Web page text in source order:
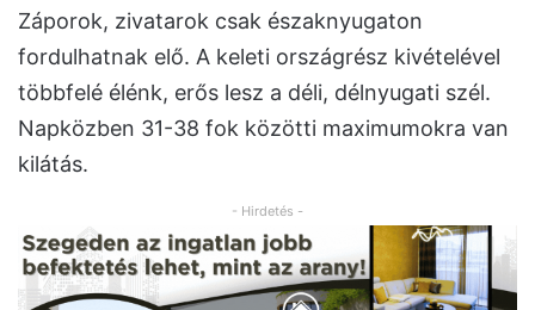
Záporok, zivatarok csak északnyugaton
fordulhatnak elő. A keleti országrész kivételével
többfelé élénk, erős lesz a déli, délnyugati szél.
Napközben 31-38 fok közötti maximumokra van
kilátás.
- Hirdetés -